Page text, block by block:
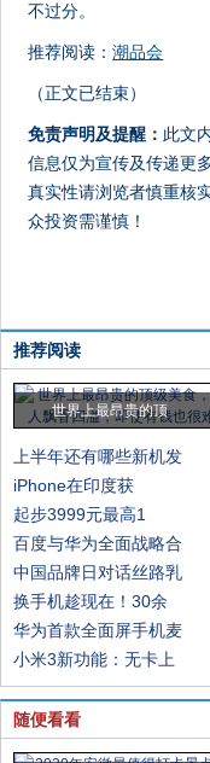
不过分。
推荐阅读：潮品会
（正文已结束）
免责声明及提醒： 此文
信息仅为宣传及传递更
真实性请浏览者慎重核
众投资需谨慎！
推荐阅读
世界上最昂贵的顶
上半年还有哪些新机发
iPhone在印度获
起步3999元最高1
百度与华为全面战略合
中国品牌日对话丝路乳
换手机趁现在！30余
华为首款全面屏手机麦
小米3新功能：无卡上
随便看看